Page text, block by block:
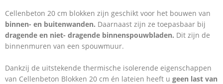
Cellenbeton 20 cm blokken zijn geschikt voor het bouwen van
binnen- en buitenwanden. Daarnaast zijn ze toepasbaar bij
dragende en niet- dragende binnenspouwbladen. Dit zijn de
binnenmuren van een spouwmuur.
Dankzij de uitstekende thermische isolerende eigenschappen
van Cellenbeton Blokken 20 cm én lateien heeft u geen last van